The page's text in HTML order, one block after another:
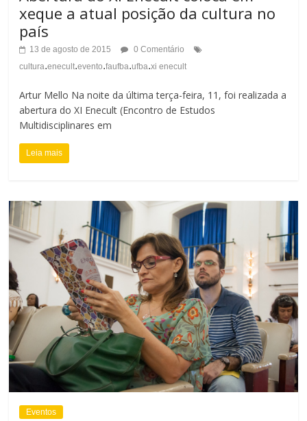
xeque a atual posição da cultura no
país
13 de agosto de 2015
0 Comentário
cultura.enecult.evento.faufba.ufba.xi enecult
Artur Mello Na noite da última terça-feira, 11, foi realizada a
abertura do XI Enecult (Encontro de Estudos
Multidisciplinares em
Leia mais
Eventos